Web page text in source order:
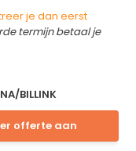
je dan eerst
termijn betaal je
BILLINK
offerte aan